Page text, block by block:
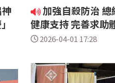
加強自殺防治 總
健康支持 完善求助
2026-04-01 17:28